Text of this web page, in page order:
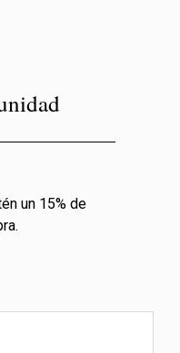
un 15% de